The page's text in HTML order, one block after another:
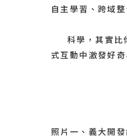
自主學習、跨域
科學，其實比
式互動中激發好
照片一、義大開